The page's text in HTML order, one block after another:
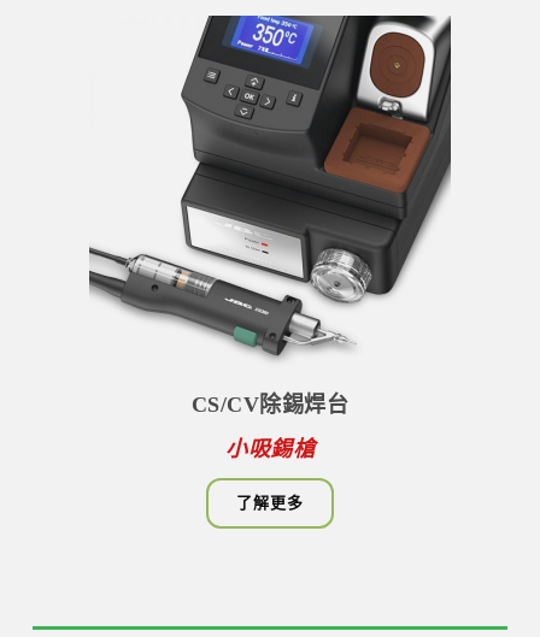
CS/CV除錫焊台
小吸錫槍
了解更多